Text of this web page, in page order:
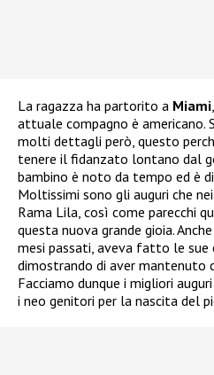
La ragazza ha partorito a Miami
attuale compagno è americano.
molti dettagli però, questo
tenere il fidanzato lontano dal
bambino è noto da tempo ed è
Moltissimi sono gli auguri che
Rama Lila, così come parecchi
questa nuova grande gioia.
mesi passati, aveva fatto le sue
dimostrando di aver mantenuto
Facciamo dunque i migliori
i neo genitori per la nascita del